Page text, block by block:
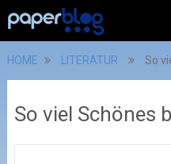
HOME LITERATUR So
So viel Schönes